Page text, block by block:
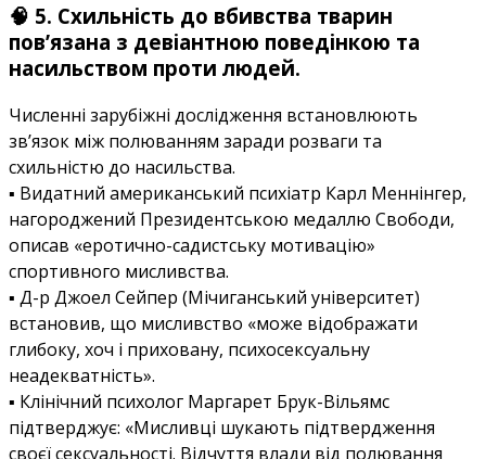
🧠 5. Схильність до вбивства тварин
пов’язана з девіантною поведінкою та
насильством проти людей.
Численні зарубіжні дослідження встановлюють
зв’язок між полюванням заради розваги та
схильністю до насильства.
▪️ Видатний американський психіатр Карл Меннінгер,
нагороджений Президентською медаллю Свободи,
описав «еротично-садистську мотивацію»
спортивного мисливства.
▪️ Д-р Джоел Сейпер (Мічиганський університет)
встановив, що мисливство «може відображати
глибоку, хоч і приховану, психосексуальну
неадекватність».
▪️ Клінічний психолог Маргарет Брук-Вільямс
підтверджує: «Мисливці шукають підтвердження
своєї сексуальності. Відчуття влади від полювання